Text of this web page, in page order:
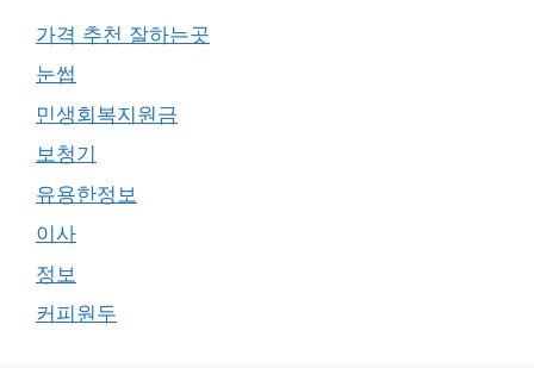
가격 추천 잘하는곳
눈썹
민생회복지원금
보청기
유용한정보
이사
정보
커피원두